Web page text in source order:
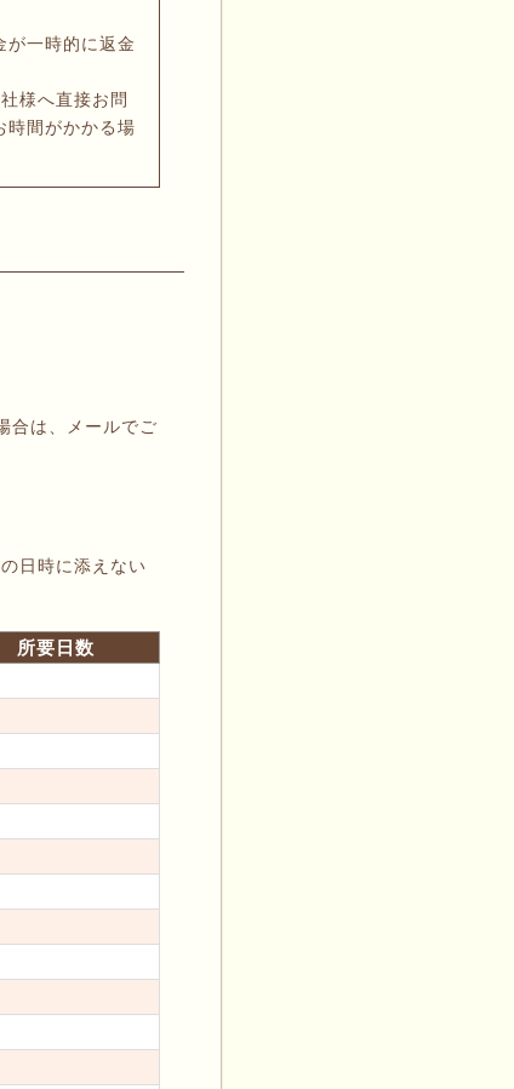
が一時的に返金
様へ直接お問
時間がかかる場
合は、メールでご
日時に添えない
所要日数